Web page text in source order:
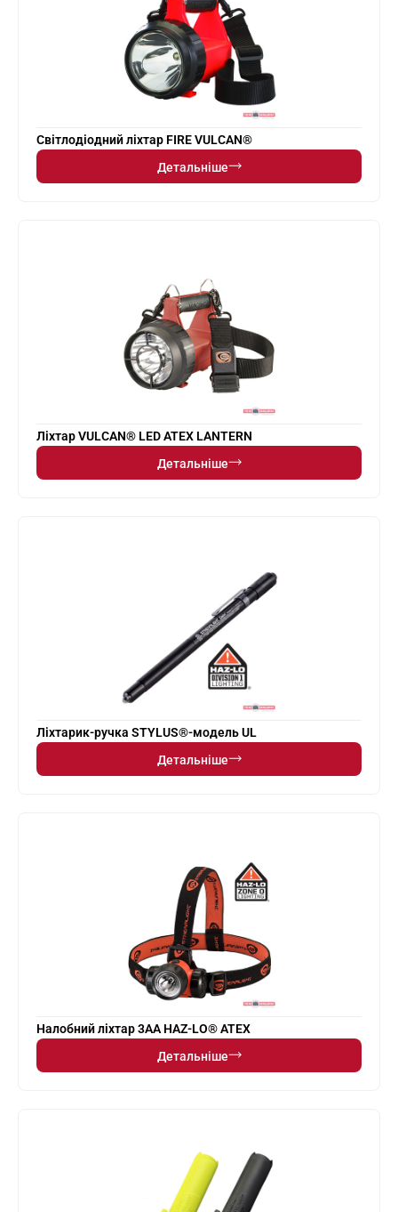
Світлодіодний ліхтар FIRE VULCAN®
Детальніше
Ліхтар VULCAN® LED ATEX LANTERN
Детальніше
Ліхтарик-ручка STYLUS®-модель UL
Детальніше
Налобний ліхтар 3AA HAZ-LO® ATEX
Детальніше